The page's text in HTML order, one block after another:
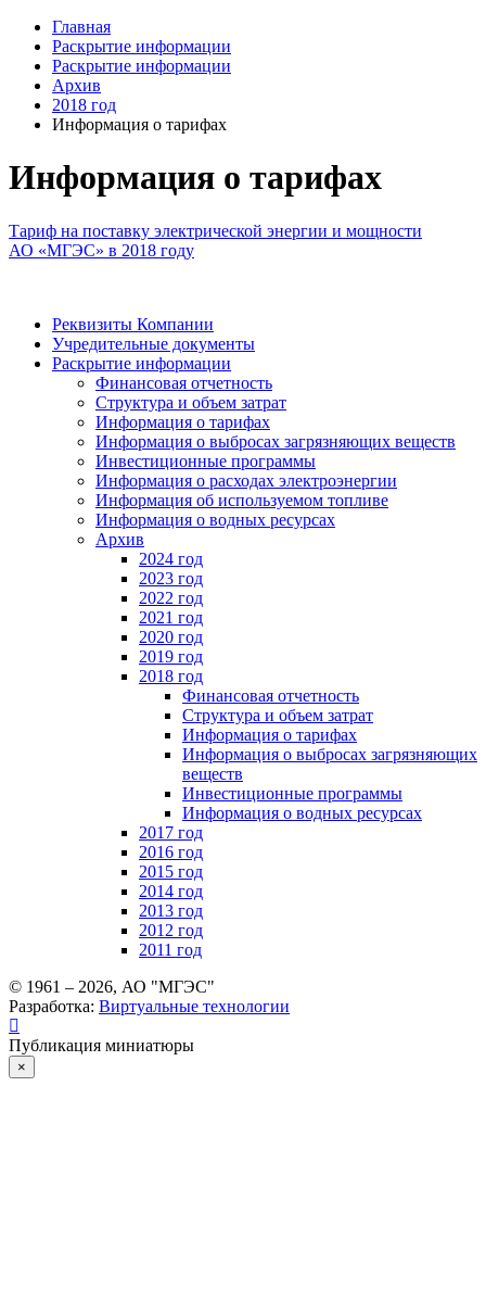
Главная
Раскрытие информации
Раскрытие информации
Архив
2018 год
Информация о тарифах
Информация о тарифах
Тариф на поставку электрической энергии и мощности
АО «МГЭС» в 2018 году
Реквизиты Компании
Учредительные документы
Раскрытие информации
Финансовая отчетность
Структура и объем затрат
Информация о тарифах
Информация о выбросах загрязняющих веществ
Инвестиционные программы
Информация о расходах электроэнергии
Информация об используемом топливе
Информация о водных ресурсах
Архив
2024 год
2023 год
2022 год
2021 год
2020 год
2019 год
2018 год
Финансовая отчетность
Структура и объем затрат
Информация о тарифах
Информация о выбросах загрязняющих
веществ
Инвестиционные программы
Информация о водных ресурсах
2017 год
2016 год
2015 год
2014 год
2013 год
2012 год
2011 год
© 1961 – 2026, АО "МГЭС"
Разработка: Виртуальные технологии
Публикация миниатюры
×